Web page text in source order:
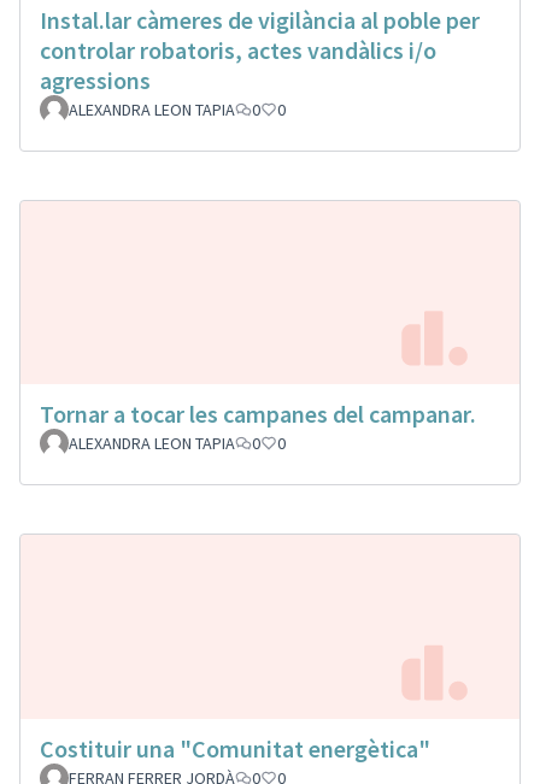
Instal.lar càmeres de vigilància al poble per
controlar robatoris, actes vandàlics i/o
agressions
ALEXANDRA LEON TAPIA 0 0
Tornar a tocar les campanes del campanar.
ALEXANDRA LEON TAPIA 0 0
Costituir una "Comunitat energètica"
FERRAN FERRER JORDÀ 0 0